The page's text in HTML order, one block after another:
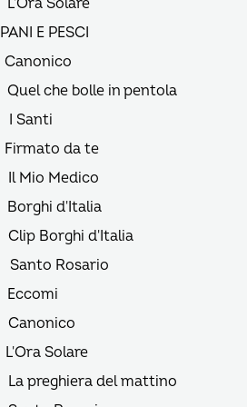
L'Ora Solare
PANI E PESCI
Canonico
Quel che bolle in pentola
I Santi
Firmato da te
Il Mio Medico
Borghi d'Italia
Clip Borghi d'Italia
Santo Rosario
Eccomi
Canonico
L'Ora Solare
La preghiera del mattino